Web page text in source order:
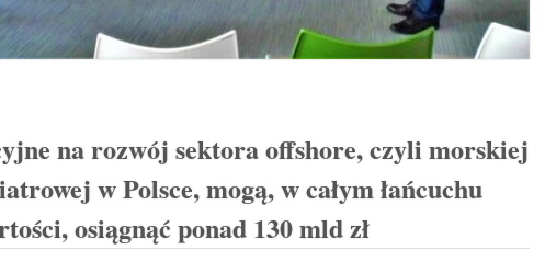
na rozwój sektora offshore, czyli morskiej
w Polsce, mogą, w całym łańcuchu
osiągnąć ponad 130 mld zł